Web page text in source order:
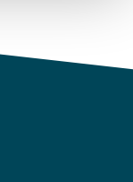
web con
y análisis